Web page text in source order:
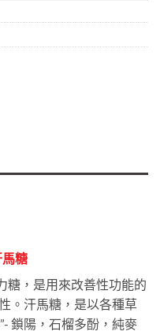
糖
糖，是用來改善性功能的
。汗馬糖，是以各種草
鎖陽，石榴多酚，純麥